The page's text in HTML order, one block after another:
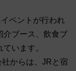
ベントが行われ
介ブース、飲食ブ
います。
からは、JRと宿